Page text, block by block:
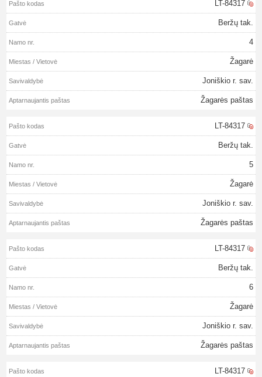
LT-84317
Beržų tak.
4
Žagarė
Joniškio r. sav.
Žagarės paštas
LT-84317
Beržų tak.
5
Žagarė
Joniškio r. sav.
Žagarės paštas
LT-84317
Beržų tak.
6
Žagarė
Joniškio r. sav.
Žagarės paštas
LT-84317